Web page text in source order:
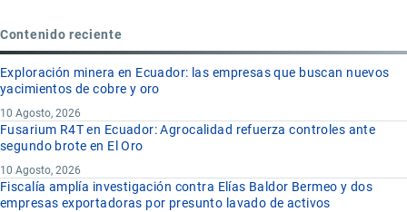
Contenido reciente
Exploración minera en Ecuador: las empresas que buscan nuevos
yacimientos de cobre y oro
10 Agosto, 2026
Fusarium R4T en Ecuador: Agrocalidad refuerza controles ante
segundo brote en El Oro
10 Agosto, 2026
Fiscalía amplía investigación contra Elías Baldor Bermeo y dos
empresas exportadoras por presunto lavado de activos